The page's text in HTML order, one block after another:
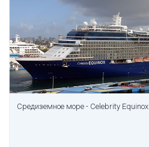
Средиземное море - Celebrity Equinox